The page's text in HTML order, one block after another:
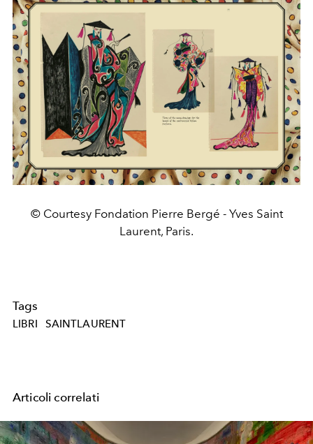
© Courtesy Fondation Pierre Bergé - Yves Saint
Laurent, Paris.
Tags
LIBRI SAINTLAURENT
Articoli correlati